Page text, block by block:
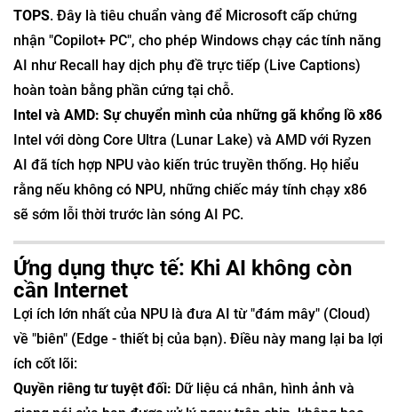
TOPS. Đây là tiêu chuẩn vàng để Microsoft cấp chứng
nhận "Copilot+ PC", cho phép Windows chạy các tính năng
AI như Recall hay dịch phụ đề trực tiếp (Live Captions)
hoàn toàn bằng phần cứng tại chỗ.
Intel và AMD: Sự chuyển mình của những gã khổng lồ x86
Intel với dòng Core Ultra (Lunar Lake) và AMD với Ryzen
AI đã tích hợp NPU vào kiến trúc truyền thống. Họ hiểu
rằng nếu không có NPU, những chiếc máy tính chạy x86
sẽ sớm lỗi thời trước làn sóng AI PC.
Ứng dụng thực tế: Khi AI không còn
cần Internet
Lợi ích lớn nhất của NPU là đưa AI từ "đám mây" (Cloud)
về "biên" (Edge - thiết bị của bạn). Điều này mang lại ba lợi
ích cốt lõi:
Quyền riêng tư tuyệt đối: Dữ liệu cá nhân, hình ảnh và